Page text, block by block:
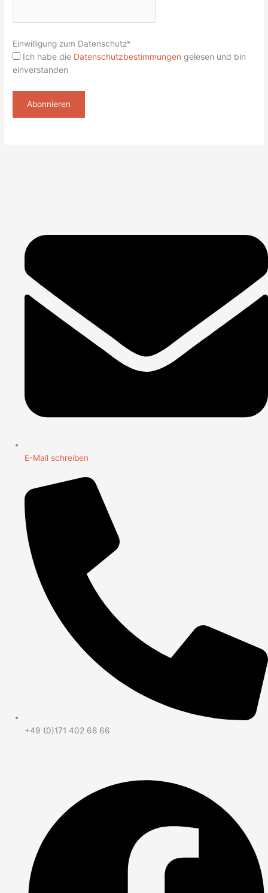
Einwilligung zum Datenschutz*
Ich habe die Datenschutzbestimmungengelesen und bin
einverstanden
E-Mail schreiben
+49 (0)171 402 68 66